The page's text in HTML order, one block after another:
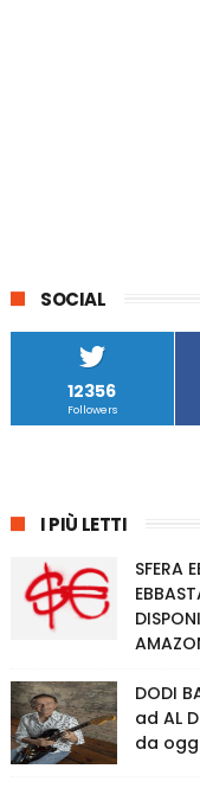
SOCIAL
12356
Followers
I PIÙ LETTI
SFERA
DODI
ad AL
da